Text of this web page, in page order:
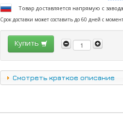
Товар доставляется напрямую с
Срок доставки может составить до 60 дней с
Купить
Смотреть краткое описание